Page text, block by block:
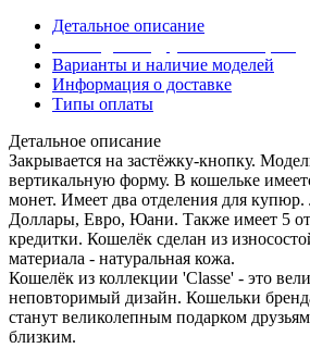
Детальное описание
Варианты и наличие моделей
Информация о доставке
Типы оплаты
Детальное описание
Закрывается на застёжку-кнопку.
вертикальную форму. В кошельке
монет. Имеет два отделения для
Доллары, Евро, Юани. Также имеет 5
кредитки. Кошелёк сделан из
материала - натуральная кожа.
Кошелёк из коллекции 'Classe' - это
неповторимый дизайн. Кошельки
станут великолепным подарком
близким.